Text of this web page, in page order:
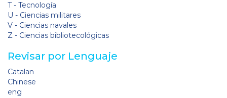
T - Tecnología
U - Ciencias militares
V - Ciencias navales
Z - Ciencias bibliotecológicas
Revisar por Lenguaje
Catalan
Chinese
eng